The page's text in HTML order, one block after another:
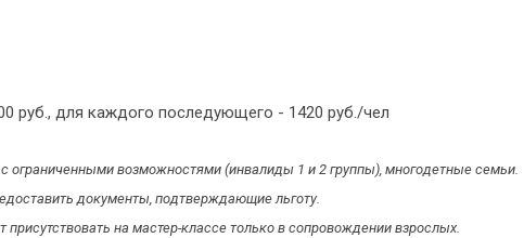
руб., для каждого последующего - 1420 руб./чел
ограниченными возможностями (инвалиды 1 и 2 группы), многодетные семьи.
документы, подтверждающие льготу.
присутствовать на мастер-классе только в сопровождении взрослых.